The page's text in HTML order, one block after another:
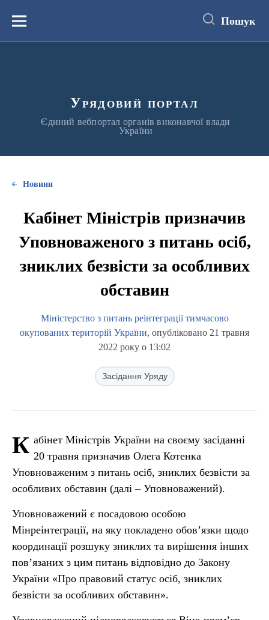
вмістуМеню Пошук
Урядовий портал
Єдиний вебпортал органів виконавчої влади
України
Новини
Кабінет Міністрів призначив
Уповноваженого з питань осіб,
зниклих безвісти за особливих
обставин
Міністерство з питань реінтеграції тимчасово
окупованих територій України, опубліковано 21 травня
2022 року о 13:02
Засідання Уряду
К абінет Міністрів України на своєму засіданні
20 травня призначив Олега Котенка
Уповноваженим з питань осіб, зниклих безвісти за
особливих обставин (далі – Уповноважений).
Уповноважений є посадовою особою
Мінреінтеграції, на яку покладено обов’язки щодо
координації розшуку зниклих та вирішення інших
пов’язаних з цим питань відповідно до Закону
України «Про правовий статус осіб, зниклих
безвісти за особливих обставин».